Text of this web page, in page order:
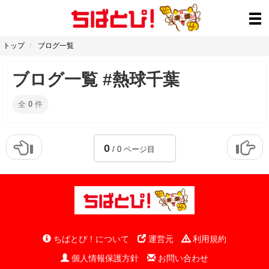
トップ ブログ一覧
ブログ一覧 #熱球千葉
全 0 件
0/ 0 ページ目
ちばとぴ！について 運営元
利用規約
個人情報保護方針
お問い合わせ